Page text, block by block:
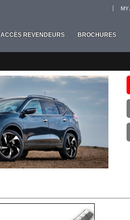
MY
ACCÈS REVENDEURS BROCHURES